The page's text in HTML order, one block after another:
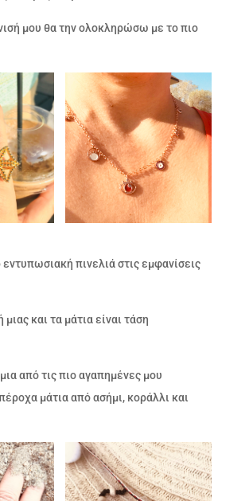
μου θα την ολοκληρώσω με το πιο
πινελιά στις εμφανίσεις
και τα μάτια είναι τάση
από τις πιο αγαπημένες μου
μάτια από ασήμι, κοράλλι και